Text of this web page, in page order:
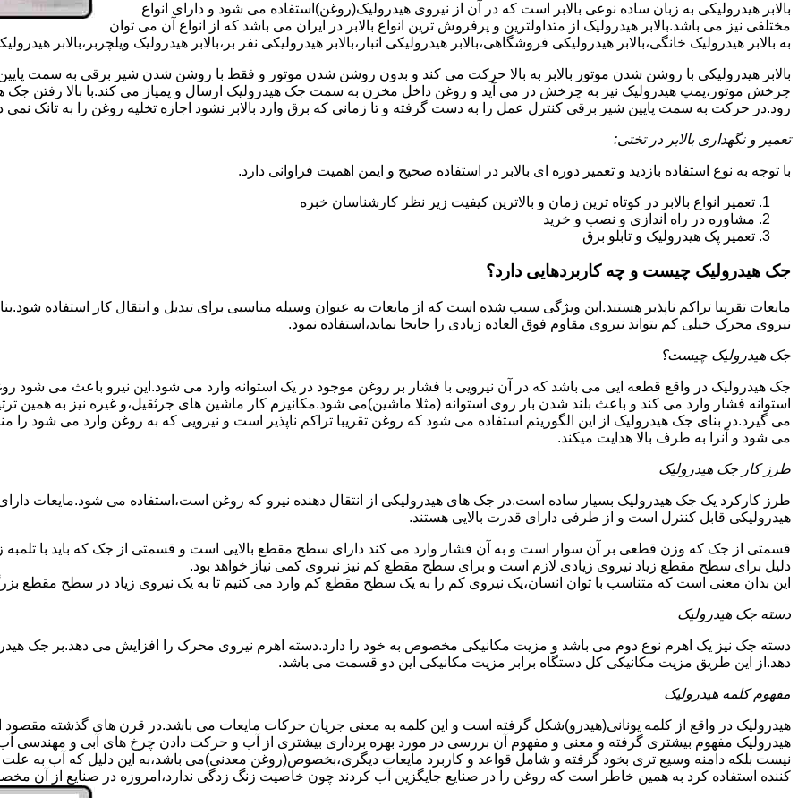
بالابر هیدرولیکی به زبان ساده نوعی بالابر است که در آن از نیروی هیدرولیک(روغن)استفاده می شود و دارای انواع
مختلفی نیز می باشد.بالابر هیدرولیک از متداولترین و پرفروش ترین انواع بالابر در ایران می باشد که از انواع آن می توان
به بالابر هیدرولیک خانگی،بالابر هیدرولیکی فروشگاهی،بالابر هیدرولیکی انبار،بالابر هیدرولیکی نفر بر،بالابر هیدرولیک ویلچربر،بالابر
بالابر هیدرولیکی با روشن شدن موتور بالابر به بالا حرکت می کند و بدون روشن شدن موتور و فقط با روشن شدن شیر برقی به سمت
چرخش موتور،پمپ هیدرولیک نیز به چرخش در می آید و روغن داخل مخزن به سمت جک هیدرولیک ارسال و پمپاز می کند.با بالا رفتن جک
رود.در حرکت به سمت پایین شیر برقی کنترل عمل را به دست گرفته و تا زمانی که برق وارد بالابر نشود اجازه تخلیه روغن را به تانک نمی
تعمیر و نگهداری بالابر در تختی:
با توجه به نوع استفاده بازدید و تعمیر دوره ای بالابر در استفاده صحیح و ایمن اهمیت فراوانی دارد.
تعمیر انواع بالابر در کوتاه ترین زمان و بالاترین کیفیت زیر نظر کارشناسان خبره
مشاوره در راه اندازی و نصب و خرید
تعمیر پک هیدرولیک و تابلو برق
جک هیدرولیک چیست و چه کاربردهایی دارد؟
مایعات تقریبا تراکم ناپذیر هستند.این ویژگی سبب شده است که از مایعات به عنوان وسیله مناسبی برای تبدیل و انتقال کار استفاده
نیروی محرک خیلی کم بتواند نیروی مقاوم فوق العاده زیادی را جابجا نماید،استفاده نمود.
جک هیدرولیک چیست؟
جک هیدرولیک در واقع قطعه ایی می باشد که در آن نیرویی با فشار بر روغن موجود در یک استوانه وارد می شود.این نیرو باعث می شود
استوانه فشار وارد می کند و باعث بلند شدن بار روی استوانه (مثلا ماشین)می شود.مکانیزم کار ماشین های جرثقیل،و غیره نیز به همین
می گیرد.در بنای جک هیدرولیک از این الگوریتم استفاده می شود که روغن تقریبا تراکم ناپذیر است و نیرویی که به روغن وارد می شود
می شود و آنرا به طرف بالا هدایت میکند.
طرز کار جک هیدرولیک
طرز کارکرد یک جک هیدرولیک بسیار ساده است.در جک های هیدرولیکی از انتقال دهنده نیرو که روغن است،استفاده می شود.مایعات
هیدرولیکی قابل کنترل است و از طرفی دارای قدرت بالایی هستند.
قسمتی از جک که وزن قطعی بر آن سوار است و به آن فشار وارد می کند دارای سطح مقطع بالایی است و قسمتی از جک که باید با
دلیل برای سطح مقطع زیاد نیروی زیادی لازم است و برای سطح مقطع کم نیز نیروی کمی نیاز خواهد بود.
این بدان معنی است که متناسب با توان انسان،یک نیروی کم را به یک سطح مقطع کم وارد می کنیم تا به یک نیروی زیاد در سطح مقطع
دسته جک هیدرولیک
دسته جک نیز یک اهرم نوع دوم می باشد و مزیت مکانیکی مخصوص به خود را دارد.دسته اهرم نیروی محرک را افزایش می دهد.بر جک
دهد.از این طریق مزیت مکانیکی کل دستگاه برابر مزیت مکانیکی این دو قسمت می باشد.
مفهوم کلمه هیدرولیک
هیدرولیک در واقع از کلمه یونانی(هیدرو)شکل گرفته است و این کلمه به معنی جریان حرکات مایعات می باشد.در قرن های گذشته مقصود
هیدرولیک مفهوم بیشتری گرفته و معنی و مفهوم آن بررسی در مورد بهره برداری بیشتری از آب و حرکت دادن چرخ های آبی و مهندسی
نیست بلکه دامنه وسیع تری بخود گرفته و شامل قواعد و کاربرد مایعات دیگری،بخصوص(روغن معدنی)می باشد،به این دلیل که آب به
کننده استفاده کرد به همین خاطر است که روغن را در صنایع جایگزین آب کردند چون خاصیت زنگ زدگی ندارد،امروزه در صنایع از آن